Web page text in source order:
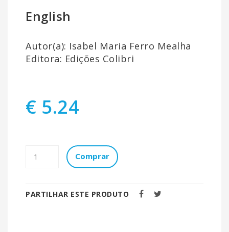
English
Autor(a): Isabel Maria Ferro Mealha
Editora: Edições Colibri
€ 5.24
Comprar
PARTILHAR ESTE PRODUTO